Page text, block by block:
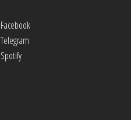
Facebook
Telegram
Spotify